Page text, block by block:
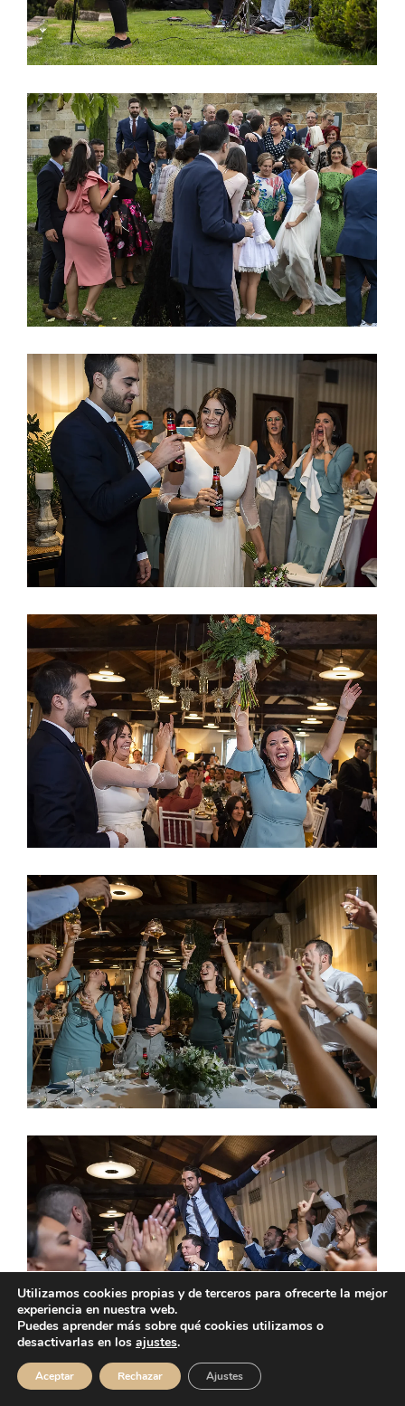
Utilizamos cookies propias y de terceros para ofrecerte la mejor
experiencia en nuestra web.
Puedes aprender más sobre qué cookies utilizamos o
desactivarlas en los ajustes.
Aceptar Rechazar Ajustes